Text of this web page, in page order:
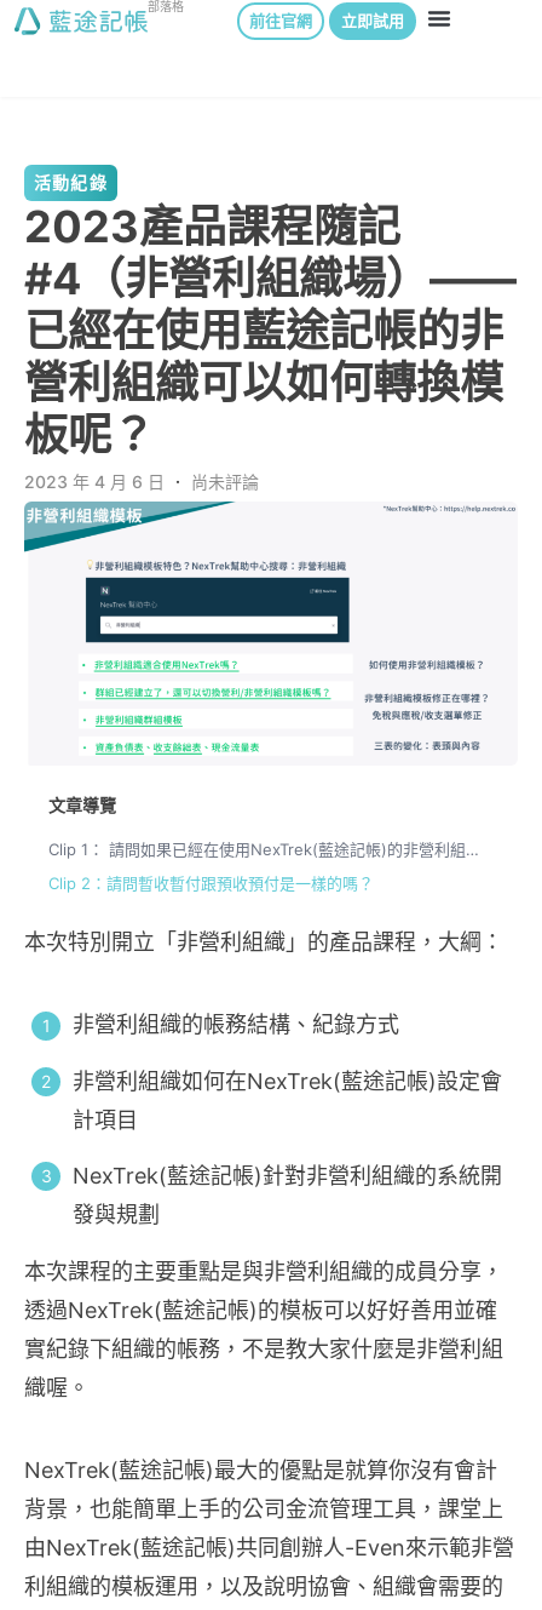
部落格
前往官網 立即試用
活動紀錄
2023產品課程隨記
#4（非營利組織場）——
已經在使用藍途記帳的非
營利組織可以如何轉換模
板呢？
2023 年 4 月 6 日 ． 尚未評論
文章導覽
Clip 1： 請問如果已經在使用NexTrek(藍途記帳)的非營利組織可以如何轉換呢？資料轉換會有問題嗎？
Clip 2：請問暫收暫付跟預收預付是一樣的嗎？
本次特別開立「非營利組織」的產品課程，大綱：
非營利組織的帳務結構、紀錄方式
非營利組織如何在NexTrek(藍途記帳)設定會
計項目
NexTrek(藍途記帳)針對非營利組織的系統開
發與規劃
本次課程的主要重點是與非營利組織的成員分享，
透過NexTrek(藍途記帳)的模板可以好好善用並確
實紀錄下組織的帳務，不是教大家什麼是非營利組
織喔。
NexTrek(藍途記帳)最大的優點是就算你沒有會計
背景，也能簡單上手的公司金流管理工具，課堂上
由NexTrek(藍途記帳)共同創辦人-Even來示範非營
利組織的模板運用，以及說明協會、組織會需要的